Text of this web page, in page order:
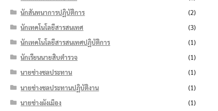
นักสันทนาการปฏิบัติการ
(2)
นักเทคโนโลยีสารสนเทศ
(3)
นักเทคโนโลยีสารสนเทศปฏิบัติการ
(1)
นักเรียนนายสิบตำรวจ
(1)
นายช่างชลประทาน
(1)
นายช่างชลประทานปฏิบัติงาน
(1)
นายช่างผังเมือง
(1)